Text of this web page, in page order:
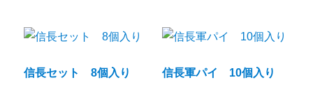
信長セット 8個入り 信長軍パイ 10個入り